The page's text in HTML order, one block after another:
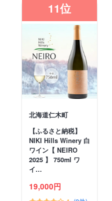
11位
北海道仁木町
【ふるさと納税】
NIKI Hills Winery 白
ワイン【 NEIRO
2025 】 750ml ワ
イ…
19,000円